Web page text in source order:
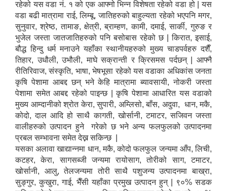
रहेको यस वडा नं. १ को एक आफ्नो भिन्न विशेषता रहेको वडा हो | यस
वडा बढी मात्रामा राई, लिम्बू, जातिहरुको बाहुल्यता रहेको भएपनि मगर,
सुनुवार, श्रेष्ठ, तामाङ, क्षेत्री, ब्राम्हण, कामी, दमाई, सार्की, गुरुङ र
भुजेल जस्ता जातजातिहरुको पनि बसोबास रहेको छ | किरात, इसाई,
बौद्ध हिन्दु धर्म मनाउने यहाँका स्थानीयहरुको मुख्य चाडपर्वहरु दशैँ,
तिहार, उधौली, उभौली, माघे सक्रान्ती र क्रिसमस पर्दछन् | आफ्नै
रीतिरिवाज, संस्कृति, भाषा, भेषभूसा रहेको यस वडाका अधिकांस जनता
कृषि पेशामा आबद्द छन् भने केहि मात्रामा ब्यावसायी, नोकरी जस्ता
पेशामा समेत आबद्द रहेको पाइन्छ | कृषि पेशामा आधारित यस वडाको
मुख्य आम्दानीको श्रोत केरा, सुपारी, अम्लिसो, बाँस, अदुवा, धान, मकै,
कोदो, दाल आदि हो साथै कागती, खोर्सानी, टमाटर, सजिवन जस्ता
वालीहरुको उत्पादन हुने गरेको छ भने अन्य फलफुलको उत्पादनमा
प्रबल सम्भावना समेत देख्न सकिन्छ |
यसका अलावा खाद्यान्नमा धान, मकै, कोदो फलफुल जन्यमा आँप, लिची,
कटहर, केरा, सागसब्जी जन्यमा रायोसाग, तोरीको साग, टमाटर,
खोर्सानी, आलु, तेलजन्यमा तोरी साथै पशुजन्य उत्पादनमा बाख्रा,
सुङ्गुर, कुखुरा, गाई, भैँसी यहाँका प्रमुख उत्पादन हुन् | ९०% सडक